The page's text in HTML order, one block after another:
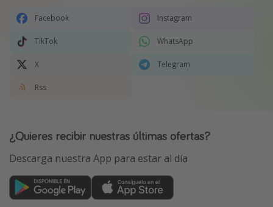
Facebook Instagram
TikTok WhatsApp
X Telegram
Rss
¿Quieres recibir nuestras últimas ofertas?
Descarga nuestra App para estar al día